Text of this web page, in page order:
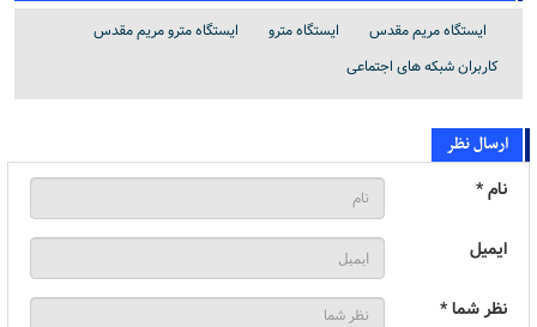
ایستگاه مریم مقدس ایستگاه مترو
ایستگاه مترو مریم مقدس
کاربران شبکه های اجتماعی
ارسال نظر
نام *
ایمیل
نظر شما *